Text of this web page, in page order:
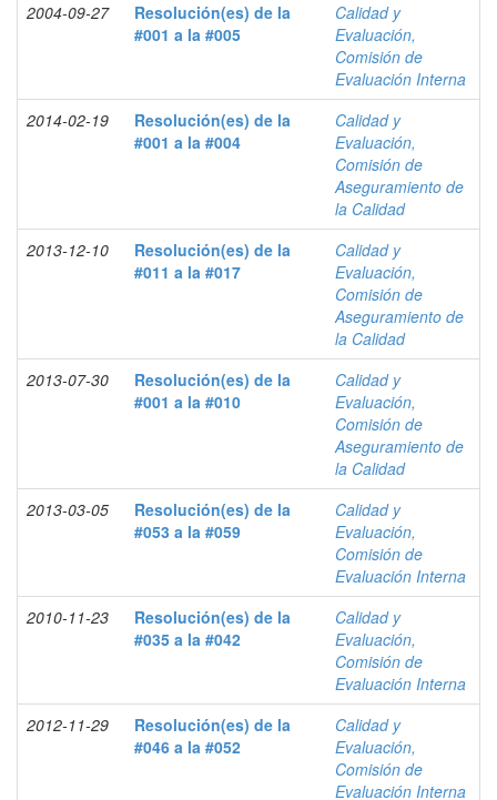
2004-09-27
Resolución(es) de la
#001 a la #005
Calidad y
Evaluación,
Comisión de
Evaluación Interna
2014-02-19
Resolución(es) de la
#001 a la #004
Calidad y
Evaluación,
Comisión de
Aseguramiento de
la Calidad
2013-12-10
Resolución(es) de la
#011 a la #017
Calidad y
Evaluación,
Comisión de
Aseguramiento de
la Calidad
2013-07-30
Resolución(es) de la
#001 a la #010
Calidad y
Evaluación,
Comisión de
Aseguramiento de
la Calidad
2013-03-05
Resolución(es) de la
#053 a la #059
Calidad y
Evaluación,
Comisión de
Evaluación Interna
2010-11-23
Resolución(es) de la
#035 a la #042
Calidad y
Evaluación,
Comisión de
Evaluación Interna
2012-11-29
Resolución(es) de la
#046 a la #052
Calidad y
Evaluación,
Comisión de
Evaluación Interna